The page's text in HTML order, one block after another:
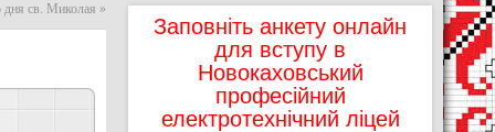
дня св. Миколая »
Заповніть анкету онлайн
для вступу в
Новокаховський
професійний
електротехнічний ліцей